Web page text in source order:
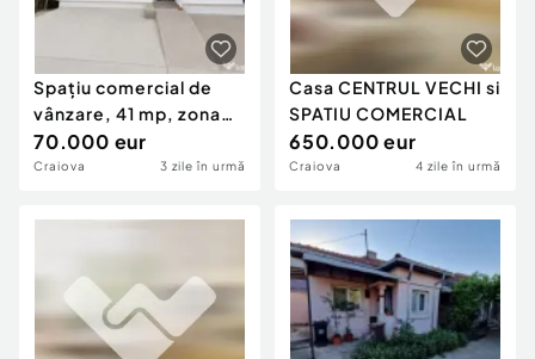
Spațiu comercial de
vânzare, 41 mp, zona
Cotofenii din Fa?
70.000 eur
Craiova 3 zile în urmă
Casa CENTRUL VECHI si
SPATIU COMERCIAL
650.000 eur
Craiova 4 zile în urmă